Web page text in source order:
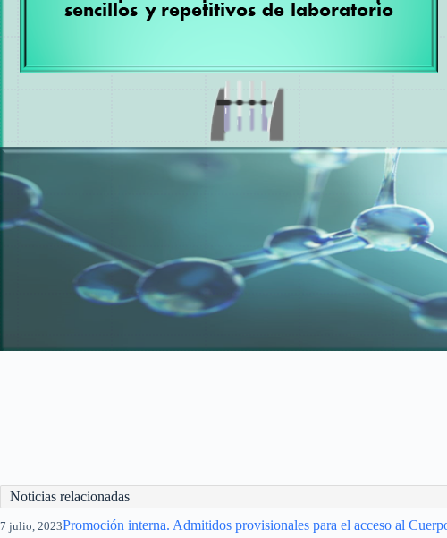
Noticias relacionadas
7 julio, 2023Promoción interna. Admitidos provisionales para el acceso al